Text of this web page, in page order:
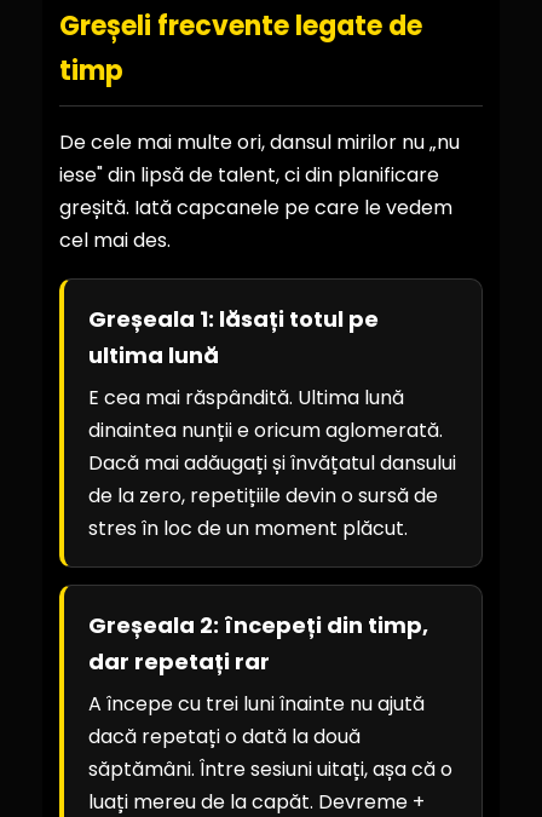
Greșeli frecvente legate de
timp
De cele mai multe ori, dansul mirilor nu „nu
iese" din lipsă de talent, ci din planificare
greșită. Iată capcanele pe care le vedem
cel mai des.
Greșeala 1: lăsați totul pe
ultima lună
E cea mai răspândită. Ultima lună
dinaintea nunții e oricum aglomerată.
Dacă mai adăugați și învățatul dansului
de la zero, repetițiile devin o sursă de
stres în loc de un moment plăcut.
Greșeala 2: începeți din timp,
dar repetați rar
A începe cu trei luni înainte nu ajută
dacă repetați o dată la două
săptămâni. Între sesiuni uitați, așa că o
luați mereu de la capăt. Devreme +